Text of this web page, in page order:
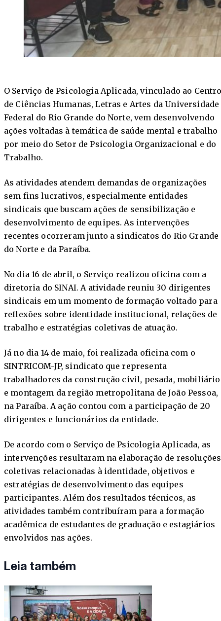
O Serviço de Psicologia Aplicada, vinculado ao
de Ciências Humanas, Letras e Artes da Universidade
Federal do Rio Grande do Norte, vem desenvolvendo
ações voltadas à temática de saúde mental e trabalho
por meio do Setor de Psicologia Organizacional e do
Trabalho.
As atividades atendem demandas de organizações
sem fins lucrativos, especialmente entidades
sindicais que buscam ações de sensibilização e
desenvolvimento de equipes. As intervenções
recentes ocorreram junto a sindicatos do Rio Grande
do Norte e da Paraíba.
No dia 16 de abril, o Serviço realizou oficina com a
diretoria do SINAI. A atividade reuniu 30 dirigentes
sindicais em um momento de formação voltado para
reflexões sobre identidade institucional, relações de
trabalho e estratégias coletivas de atuação.
Já no dia 14 de maio, foi realizada oficina com o
SINTRICOM-JP, sindicato que representa
trabalhadores da construção civil, pesada, mobiliário
e montagem da região metropolitana de João Pessoa,
na Paraíba. A ação contou com a participação de 20
dirigentes e funcionários da entidade.
De acordo com o Serviço de Psicologia Aplicada, as
intervenções resultaram na elaboração de resoluções
coletivas relacionadas à identidade, objetivos e
estratégias de desenvolvimento das equipes
participantes. Além dos resultados técnicos, as
atividades também contribuíram para a formação
acadêmica de estudantes de graduação e estagiários
envolvidos nas ações.
Leia também